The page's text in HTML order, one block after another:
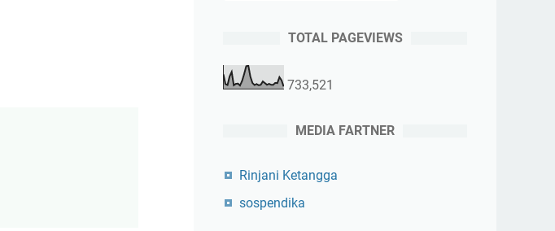
TOTAL PAGEVIEWS
733,521
MEDIA FARTNER
Rinjani Ketangga
sospendika